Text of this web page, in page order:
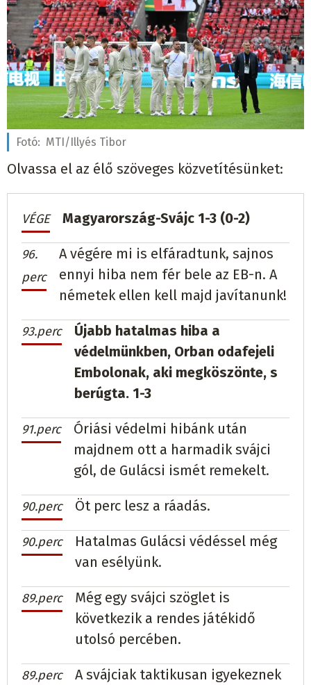
Fotó: MTI/Illyés Tibor
Olvassa el az élő szöveges közvetítésünket:
VÉGE Magyarország-Svájc 1-3 (0-2)
96.
perc
A végére mi is elfáradtunk, sajnos
ennyi hiba nem fér bele az EB-n. A
németek ellen kell majd javítanunk!
93.perc
Újabb hatalmas hiba a
védelmünkben, Orban odafejeli
Embolonak, aki megköszönte, s
berúgta. 1-3
91.perc
Óriási védelmi hibánk után
majdnem ott a harmadik svájci
gól, de Gulácsi ismét remekelt.
90.perc Öt perc lesz a ráadás.
90.perc
Hatalmas Gulácsi védéssel még
van esélyünk.
89.perc
Még egy svájci szöglet is
következik a rendes játékidő
utolsó percében.
89.perc A svájciak taktikusan igyekeznek